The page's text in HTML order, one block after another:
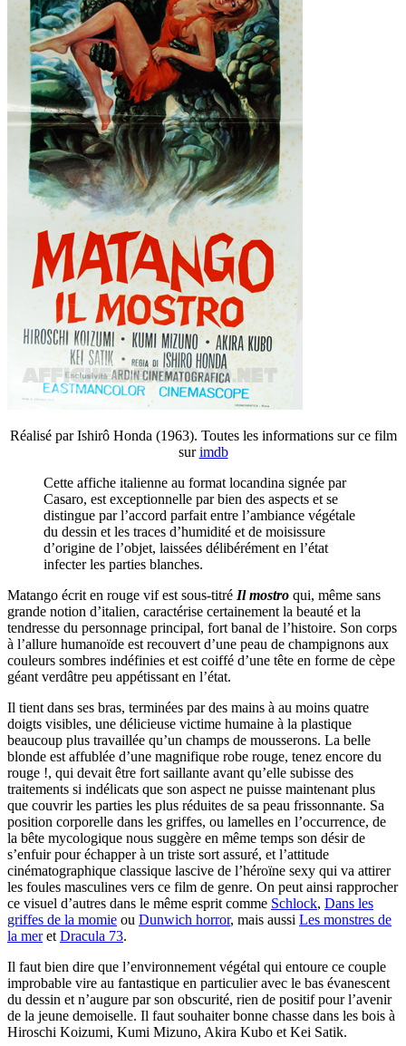
Réalisé par Ishirô Honda (1963). Toutes les informations sur ce film
surimdb
Cette affiche italienne au format locandina signée par
Casaro, est exceptionnelle par bien des aspects et se
distingue par l’accord parfait entre l’ambiance végétale
du dessin et les traces d’humidité et de moisissure
d’origine de l’objet, laissées délibérément en l’état
infecter les parties blanches.
Matango écrit en rouge vif est sous-titré Il mostro qui, même sans
grande notion d’italien, caractérise certainement la beauté et la
tendresse du personnage principal, fort banal de l’histoire. Son corps
à l’allure humanoïde est recouvert d’une peau de champignons aux
couleurs sombres indéfinies et est coiffé d’une tête en forme de cèpe
géant verdâtre peu appétissant en l’état.
Il tient dans ses bras, terminées par des mains à au moins quatre
doigts visibles, une délicieuse victime humaine à la plastique
beaucoup plus travaillée qu’un champs de mousserons. La belle
blonde est affublée d’une magnifique robe rouge, tenez encore du
rouge !, qui devait être fort saillante avant qu’elle subisse des
traitements si indélicats que son aspect ne puisse maintenant plus
que couvrir les parties les plus réduites de sa peau frissonnante. Sa
position corporelle dans les griffes, ou lamelles en l’occurrence, de
la bête mycologique nous suggère en même temps son désir de
s’enfuir pour échapper à un triste sort assuré, et l’attitude
cinématographique classique lascive de l’héroïne sexy qui va attirer
les foules masculines vers ce film de genre. On peut ainsi rapprocher
ce visuel d’autres dans le même esprit comme Schlock, Dans les
griffes de la momie ou Dunwich horror, mais aussi Les monstres de
la meret Dracula 73.
Il faut bien dire que l’environnement végétal qui entoure ce couple
improbable vire au fantastique en particulier avec le bas évanescent
du dessin et n’augure par son obscurité, rien de positif pour l’avenir
de la jeune demoiselle. Il faut souhaiter bonne chasse dans les bois à
Hiroschi Koizumi, Kumi Mizuno, Akira Kubo et Kei Satik.